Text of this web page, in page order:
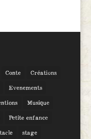
Conte
Créations
Evenements
Musique
Petite enfance
stage